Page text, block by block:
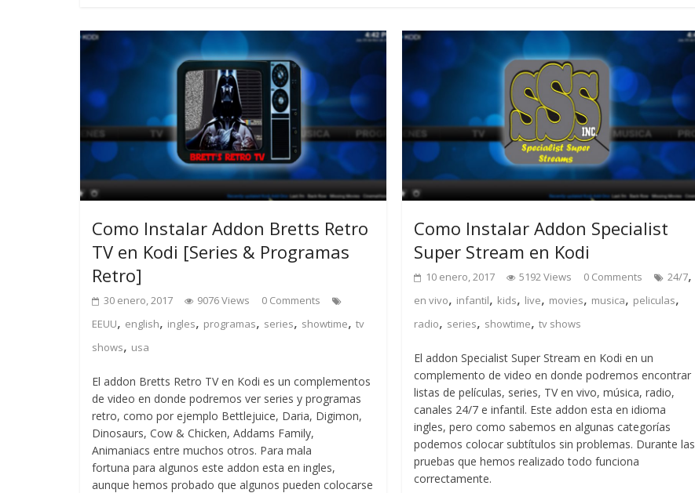
Como Instalar Addon Bretts Retro
TV en Kodi [Series & Programas
Retro]
30 enero, 2017 9076 Views
0 Comments
EEUU, english, ingles, programas, series, showtime, tv
shows, usa
El addon Bretts Retro TV en Kodi es un complementos
de video en donde podremos ver series y programas
retro, como por ejemplo Bettlejuice, Daria, Digimon,
Dinosaurs, Cow & Chicken, Addams Family,
Animaniacs entre muchos otros. Para mala
fortuna para algunos este addon esta en ingles,
aunque hemos probado que algunos pueden colocarse
Como Instalar Addon Specialist
Super Stream en Kodi
10 enero, 2017 5192 Views 0 Comments 24/7,
en vivo, infantil, kids, live, movies, musica, peliculas,
radio, series, showtime,tv shows
El addon Specialist Super Stream en Kodi en un
complemento de video en donde podremos encontrar
listas de películas, series, TV en vivo, música, radio,
canales 24/7 e infantil. Este addon esta en idioma
ingles, pero como sabemos en algunas categorías
podemos colocar subtítulos sin problemas. Durante las
pruebas que hemos realizado todo funciona
correctamente.